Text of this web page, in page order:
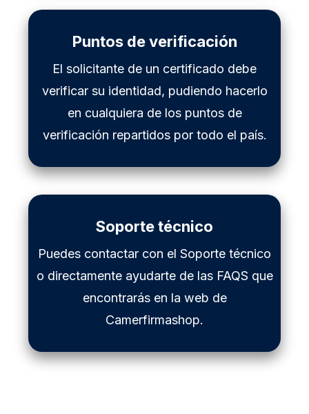
Puntos de verificación
El solicitante de un certificado debe
verificar su identidad, pudiendo hacerlo
en cualquiera de los puntos de
verificación repartidos por todo el país.
Soporte técnico
Puedes contactar con el Soporte técnico
o directamente ayudarte de las FAQS que
encontrarás en la web de
Camerfirmashop.